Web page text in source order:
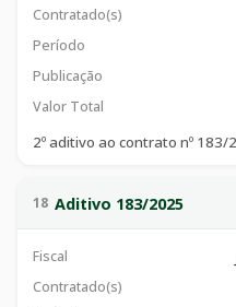
Contratado(s)
Período
Publicação
Valor Total
2º aditivo ao contrato nº 183/
18 Aditivo 183/2025
Fiscal
Contratado(s)